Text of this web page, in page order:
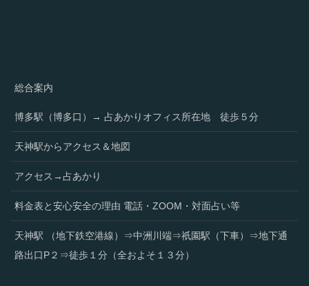
総合案内
博多駅（博多口）→ 占あかりオフィス所在地 徒歩５分
天神駅からアクセス＆地図
アクセス→占あかり
料金表と安心安全の理由 電話・ZOOM・対面占い等
天神駅 （地下鉄空港線）⇒中洲川端⇒祇園駅（下車）⇒地下通
路出口P２⇒徒歩１分（全およそ１３分）